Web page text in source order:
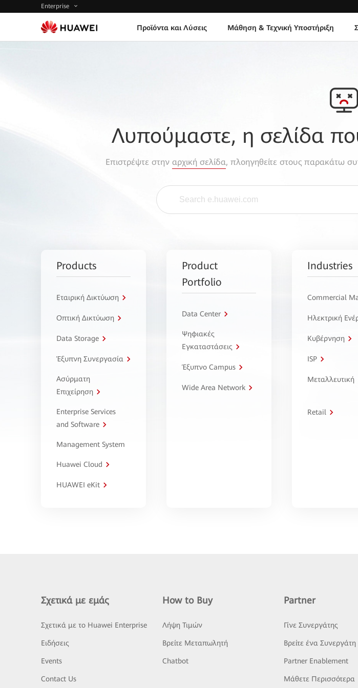
Enterprise
Προϊόντα και Λύσεις Μάθηση & Τεχνική Υποστήριξη
Λυπούμαστε, η σελίδα
Επιστρέψτε στην αρχική σελίδα, πλοηγηθείτε στους παρακάτω
Products
Εταιρική Δικτύωση
Οπτική Δικτύωση
Data Storage
Έξυπνη Συνεργασία
Ασύρματη
Επιχείρηση
Enterprise Services
and Software
Management System
Huawei Cloud
HUAWEI eKit
Product
Portfolio
Data Center
Ψηφιακές
Εγκαταστάσεις
Έξυπνο Campus
Wide Area Network
Industries
Commercial
Ηλεκτρική
Κυβέρνηση
ISP
Μεταλλευτική
Retail
Σχετικά με εμάς
Σχετικά με το Huawei Enterprise
Ειδήσεις
Events
Contact Us
How to Buy
Λήψη Τιμών
Βρείτε Μεταπωλητή
Chatbot
Partner
Γίνε Συνεργάτης
Βρείτε ένα Συνεργάτη
Partner Enablement
Μάθετε Περισσότερα